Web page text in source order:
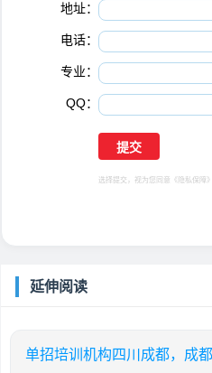
地址：
电话：
专业：
QQ：
选择提交，视为您同意 《隐私保障》
延伸阅读